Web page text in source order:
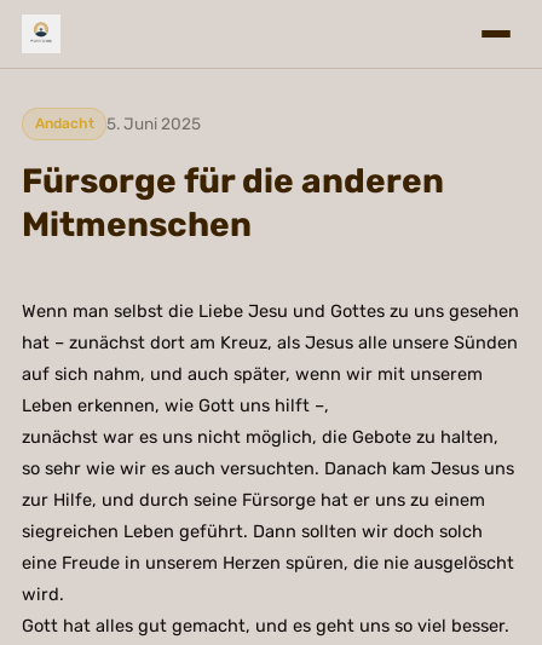
Andacht 5. Juni 2025
Fürsorge für die anderen
Mitmenschen
Wenn man selbst die Liebe Jesu und Gottes zu uns gesehen
hat – zunächst dort am Kreuz, als Jesus alle unsere Sünden
auf sich nahm, und auch später, wenn wir mit unserem
Leben erkennen, wie Gott uns hilft –,
zunächst war es uns nicht möglich, die Gebote zu halten,
so sehr wie wir es auch versuchten. Danach kam Jesus uns
zur Hilfe, und durch seine Fürsorge hat er uns zu einem
siegreichen Leben geführt. Dann sollten wir doch solch
eine Freude in unserem Herzen spüren, die nie ausgelöscht
wird.
Gott hat alles gut gemacht, und es geht uns so viel besser.